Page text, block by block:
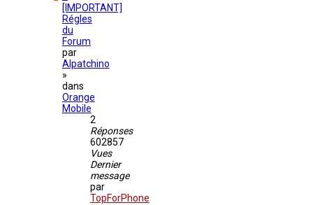
[IMPORTANT]
Régles
du
Forum
par
Alpatchino
»
dans
Orange
Mobile
2
Réponses
602857
Vues
Dernier
message
par
TopForPhone